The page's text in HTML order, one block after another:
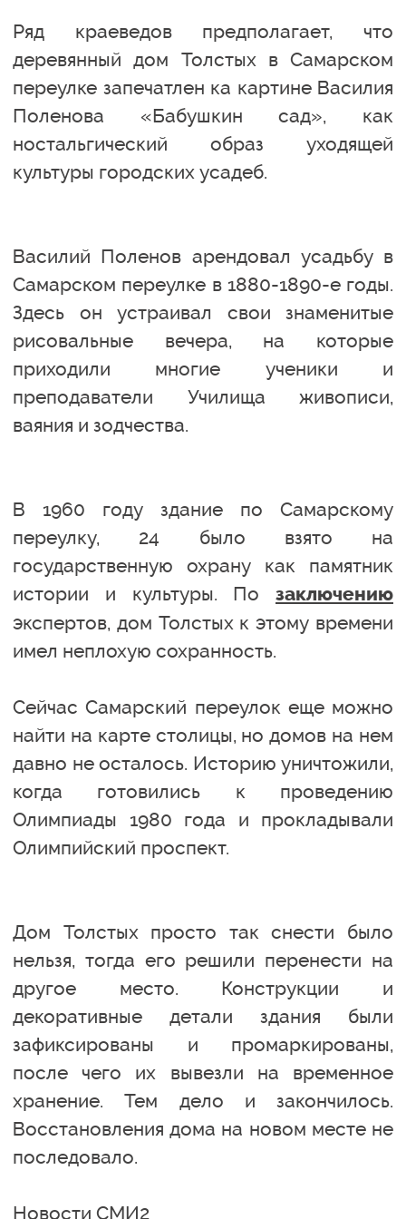
Ряд краеведов предполагает, что
деревянный дом Толстых в Самарском
переулке запечатлен ка картине Василия
Поленова «Бабушкин сад», как
ностальгический образ уходящей
культуры городских усадеб.
Василий Поленов арендовал усадьбу в
Самарском переулке в 1880-1890-е годы.
Здесь он устраивал свои знаменитые
рисовальные вечера, на которые
приходили многие ученики и
преподаватели Училища живописи,
ваяния и зодчества.
В 1960 году здание по Самарскому
переулку, 24 было взято на
государственную охрану как памятник
истории и культуры. По заключению
экспертов, дом Толстых к этому времени
имел неплохую сохранность.
Сейчас Самарский переулок еще можно
найти на карте столицы, но домов на нем
давно не осталось. Историю уничтожили,
когда готовились к проведению
Олимпиады 1980 года и прокладывали
Олимпийский проспект.
Дом Толстых просто так снести было
нельзя, тогда его решили перенести на
другое место. Конструкции и
декоративные детали здания были
зафиксированы и промаркированы,
после чего их вывезли на временное
хранение. Тем дело и закончилось.
Восстановления дома на новом месте не
последовало.
Новости СМИ2